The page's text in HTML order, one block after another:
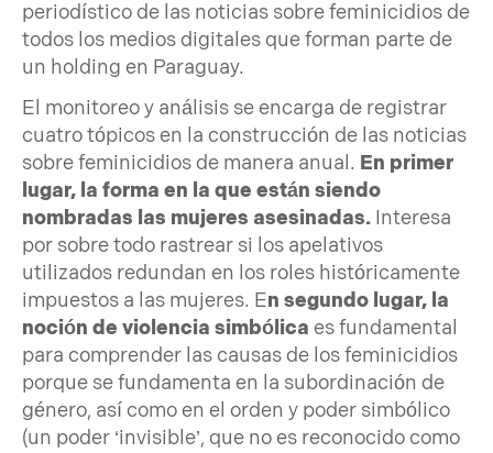
periodístico de las noticias sobre feminicidios de
todos los medios digitales que forman parte de
un holding en Paraguay.
El monitoreo y análisis se encarga de registrar
cuatro tópicos en la construcción de las noticias
sobre feminicidios de manera anual. En primer
lugar, la forma en la que están siendo
nombradas las mujeres asesinadas. Interesa
por sobre todo rastrear si los apelativos
utilizados redundan en los roles históricamente
impuestos a las mujeres. En segundo lugar, la
noción de violencia simbólica es fundamental
para comprender las causas de los feminicidios
porque se fundamenta en la subordinación de
género, así como en el orden y poder simbólico
(un poder ‘invisible’, que no es reconocido como